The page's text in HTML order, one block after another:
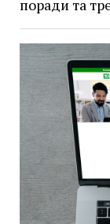
поради та